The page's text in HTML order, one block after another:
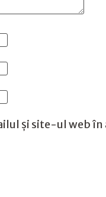
și site-ul web